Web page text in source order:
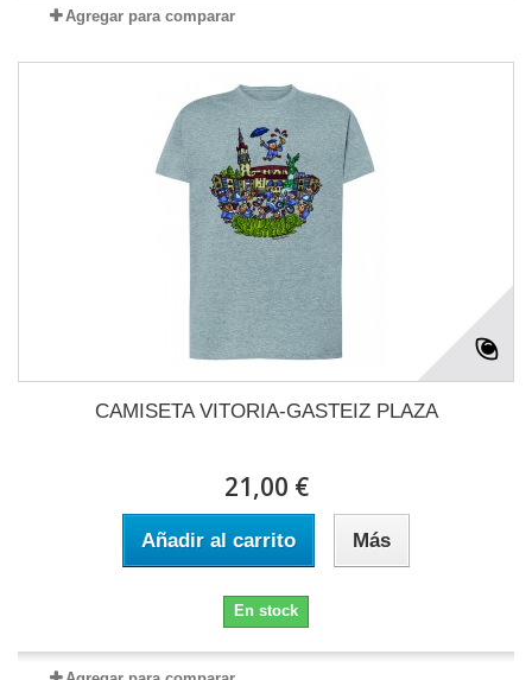
Agregar para comparar
CAMISETA VITORIA-GASTEIZ PLAZA
21,00 €
Añadir al carrito Más
En stock